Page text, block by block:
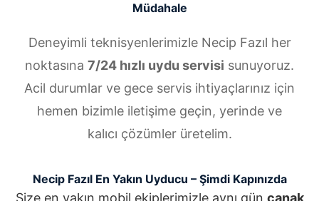
Müdahale
Deneyimli teknisyenlerimizle Necip Fazıl her
noktasına 7/24 hızlı uydu servisi sunuyoruz.
Acil durumlar ve gece servis ihtiyaçlarınız için
hemen bizimle iletişime geçin, yerinde ve
kalıcı çözümler üretelim.
Necip Fazıl En Yakın Uyducu – Şimdi Kapınızda
Size en yakın mobil ekiplerimizle aynı gün çanak